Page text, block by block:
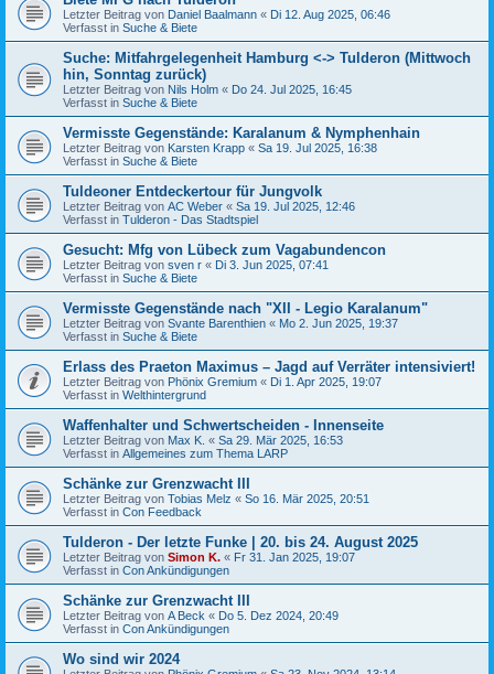
Letzter Beitrag von Daniel Baalmann « Di 12. Aug 2025, 06:46
Verfasst in Suche & Biete
Suche: Mitfahrgelegenheit Hamburg <-> Tulderon (Mittwoch
hin, Sonntag zurück)
Letzter Beitrag von Nils Holm « Do 24. Jul 2025, 16:45
Verfasst in Suche & Biete
Vermisste Gegenstände: Karalanum & Nymphenhain
Letzter Beitrag von Karsten Krapp « Sa 19. Jul 2025, 16:38
Verfasst in Suche & Biete
Tuldeoner Entdeckertour für Jungvolk
Letzter Beitrag von AC Weber « Sa 19. Jul 2025, 12:46
Verfasst in Tulderon - Das Stadtspiel
Gesucht: Mfg von Lübeck zum Vagabundencon
Letzter Beitrag von sven r « Di 3. Jun 2025, 07:41
Verfasst in Suche & Biete
Vermisste Gegenstände nach "XII - Legio Karalanum"
Letzter Beitrag von Svante Barenthien « Mo 2. Jun 2025, 19:37
Verfasst in Suche & Biete
Erlass des Praeton Maximus – Jagd auf Verräter intensiviert!
Letzter Beitrag von Phönix Gremium « Di 1. Apr 2025, 19:07
Verfasst in Welthintergrund
Waffenhalter und Schwertscheiden - Innenseite
Letzter Beitrag von Max K. « Sa 29. Mär 2025, 16:53
Verfasst in Allgemeines zum Thema LARP
Schänke zur Grenzwacht III
Letzter Beitrag von Tobias Melz « So 16. Mär 2025, 20:51
Verfasst in Con Feedback
Tulderon - Der letzte Funke | 20. bis 24. August 2025
Letzter Beitrag von Simon K. « Fr 31. Jan 2025, 19:07
Verfasst in Con Ankündigungen
Schänke zur Grenzwacht III
Letzter Beitrag von A Beck « Do 5. Dez 2024, 20:49
Verfasst in Con Ankündigungen
Wo sind wir 2024